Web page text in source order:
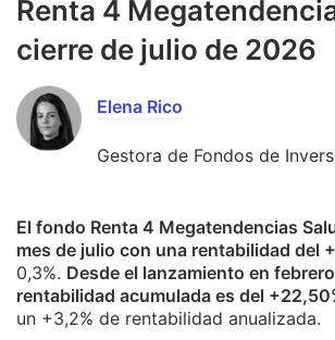
Renta 4
cierre de julio de 2026
Elena Rico
Gestora de Fondos de
El fondo Renta 4 Megatendencias
mes de julio con una rentabilidad del
0,3%. Desde el lanzamiento en
rentabilidad acumulada es del
un +3,2% de rentabilidad anualizada.